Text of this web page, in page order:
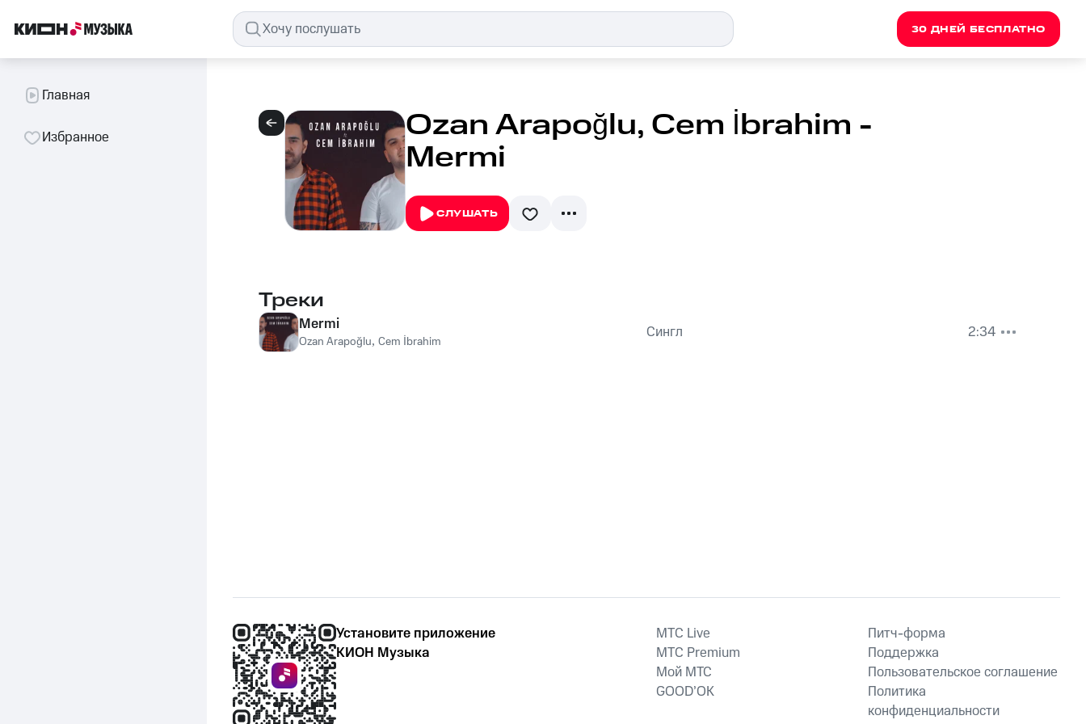
30 ДНЕЙ БЕСПЛАТНО
Главная
Избранное Ozan Arapoğlu, Cem İbrahim -
Mermi
СЛУШАТЬ
Треки
Mermi
Ozan Arapoğlu, Cem İbrahim Сингл 2:34
Установите приложение
КИОН Музыка
MTС Live
MTС Premium
Мой МТС
GOOD’OK
Питч-форма
Поддержка
Пользовательское соглашение
Политика
конфиденциальности